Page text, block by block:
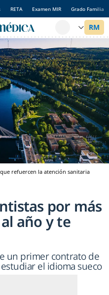
RETA Examen MIR Grado Familia
refuercen la atención sanitaria
por más
año y te
un primer contrato de
el idioma sueco